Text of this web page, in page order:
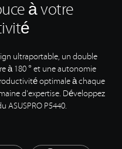
à votre
ultraportable, un double
à 180 ° et une autonomie
optimale à chaque
d'expertise. Développez
ASUSPRO P5440.